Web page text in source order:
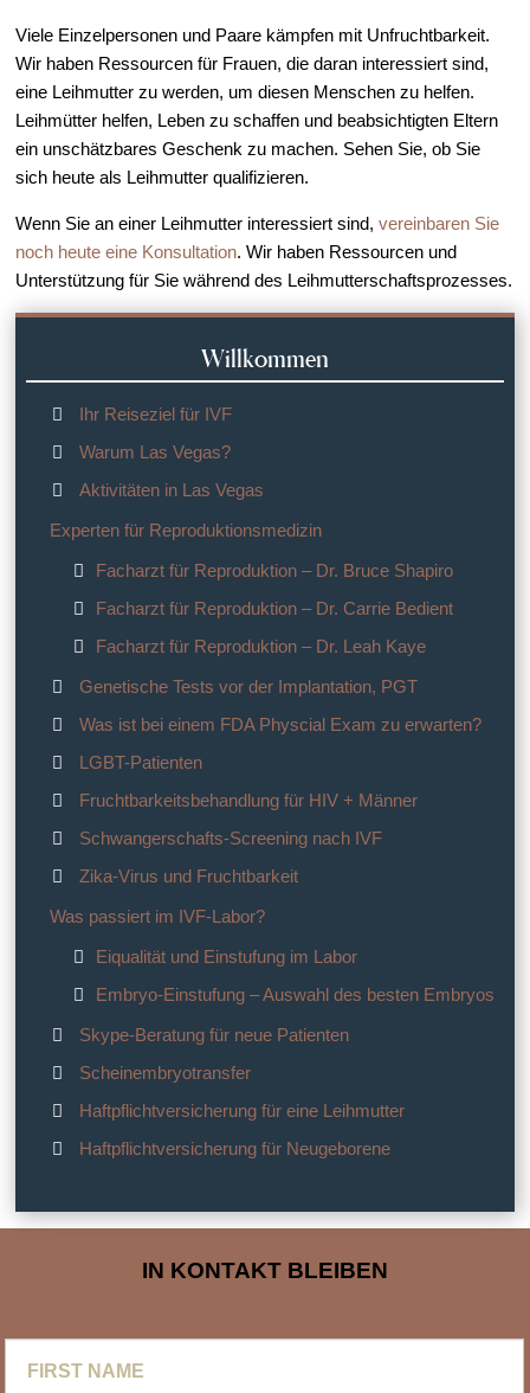
Viele Einzelpersonen und Paare kämpfen mit Unfruchtbarkeit.
Wir haben Ressourcen für Frauen, die daran interessiert sind,
eine Leihmutter zu werden, um diesen Menschen zu helfen.
Leihmütter helfen, Leben zu schaffen und beabsichtigten Eltern
ein unschätzbares Geschenk zu machen. Sehen Sie, ob Sie
sich heute als Leihmutter qualifizieren.
Wenn Sie an einer Leihmutter interessiert sind,vereinbaren Sie
noch heute eine Konsultation. Wir haben Ressourcen und
Unterstützung für Sie während des Leihmutterschaftsprozesses.
Willkommen
Ihr Reiseziel für IVF
Warum Las Vegas?
Aktivitäten in Las Vegas
Experten für Reproduktionsmedizin
Facharzt für Reproduktion – Dr. Bruce Shapiro
Facharzt für Reproduktion – Dr. Carrie Bedient
Facharzt für Reproduktion – Dr. Leah Kaye
Genetische Tests vor der Implantation, PGT
Was ist bei einem FDA Physcial Exam zu erwarten?
LGBT-Patienten
Fruchtbarkeitsbehandlung für HIV + Männer
Schwangerschafts-Screening nach IVF
Zika-Virus und Fruchtbarkeit
Was passiert im IVF-Labor?
Eiqualität und Einstufung im Labor
Embryo-Einstufung – Auswahl des besten Embryos
Skype-Beratung für neue Patienten
Scheinembryotransfer
Haftpflichtversicherung für eine Leihmutter
Haftpflichtversicherung für Neugeborene
IN KONTAKT BLEIBEN